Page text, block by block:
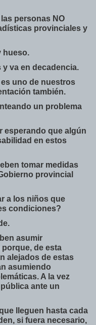
personas NO
provinciales y
hueso.
va en decadencia.
uno de nuestros
también.
un problema
esperando que algún
en estos
tomar medidas
provincial
a los niños que
condiciones?
asumir
de esta
alejados de estas
asumiendo
A la vez
ante un
lleguen hasta cada
si fuera necesario,